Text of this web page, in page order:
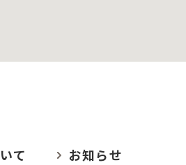
て お知らせ